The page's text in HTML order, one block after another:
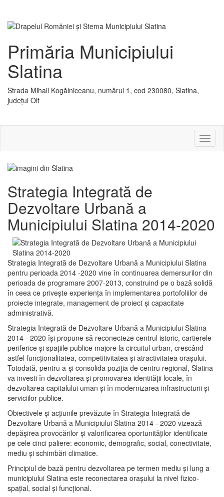
Primăria Municipiului
Slatina
Strada Mihail Kogălniceanu, numărul 1, cod 230080, Slatina,
județul Olt
sau
Strategia Integrată de
Dezvoltare Urbană a
Municipiului Slatina 2014-2020
Strategia Integrată de Dezvoltare Urbană a Municipiului Slatina
pentru perioada 2014 -2020 vine în continuarea demersurilor din
perioada de programare 2007-2013, construind pe o bază solidă
în ceea ce priveşte experienţa în implementarea portofoliilor de
proiecte integrate, management de proiect și capacitate
administrativă.
Strategia Integrată de Dezvoltare Urbană a Municipiului Slatina
2014 - 2020 își propune să reconecteze centrul istoric, cartierele
periferice şi spaţiile publice majore la circuitul urban, crescând
astfel funcţionalitatea, competitivitatea şi atractivitatea oraşului.
Totodată, pentru a-şi consolida poziţia de centru regional, Slatina
va investi în dezvoltarea şi promovarea identităţii locale, în
dezvoltarea capitalului uman şi în modernizarea infrastructurii şi
serviciilor publice.
Obiectivele şi acţiunile prevăzute în Strategia Integrată de
Dezvoltare Urbană a Municipiului Slatina 2014 - 2020 vizează
depășirea provocărilor şi valorificarea oportunităţilor identificate
pe cele cinci paliere: economic, demografic, social, conectivitate,
mediu şi schimbări climatice.
Principiul de bază pentru dezvoltarea pe termen mediu şi lung a
municipiului Slatina este reconectarea oraşului la nivel fizico-
spaţial, social şi funcţional.